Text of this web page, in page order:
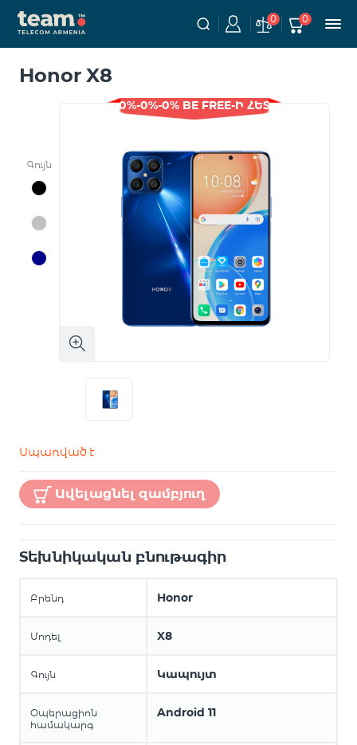
0 0
Honor X8
Գույն
0%-0%-0% BE FREE-Ի ՀԵՏ
Սպառված է
Ավելացնել զամբյուղ
Տեխնիկական բնութագիր
Բրենդ Honor
Մոդել X8
Գույն Կապույտ
Օպերացիոն
համակարգ
Android 11